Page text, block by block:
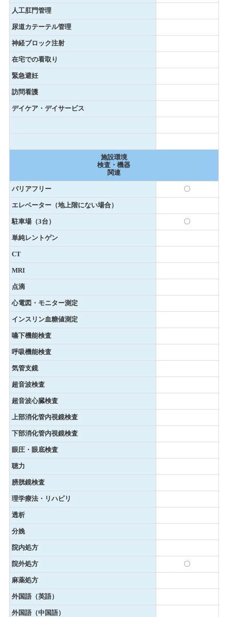
人工肛門管理
尿道カテーテル管理
神経ブロック注射
在宅での看取り
緊急避妊
訪問看護
デイケア・デイサービス
施設環境
検査・機器
関連
バリアフリー 〇
エレベーター（地上階にない場合）
駐車場（3台） 〇
単純レントゲン
CT
MRI
点滴
心電図・モニター測定
インスリン血糖値測定
嚥下機能検査
呼吸機能検査
気管支鏡
超音波検査
超音波心臓検査
上部消化管内視鏡検査
下部消化管内視鏡検査
眼圧・眼底検査
聴力
膀胱鏡検査
理学療法・リハビリ
透析
分娩
院内処方
院外処方 〇
麻薬処方
外国語（英語）
外国語（中国語）